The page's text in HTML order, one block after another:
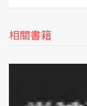
相關書籍